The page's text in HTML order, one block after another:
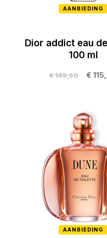
AANBIEDING
Dior addict eau
100 ml
€
€ 149,50
AANBIEDING